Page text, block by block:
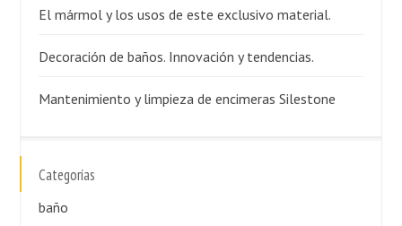
El mármol y los usos de este exclusivo material.
Decoración de baños. Innovación y tendencias.
Mantenimiento y limpieza de encimeras Silestone
Categorías
baño